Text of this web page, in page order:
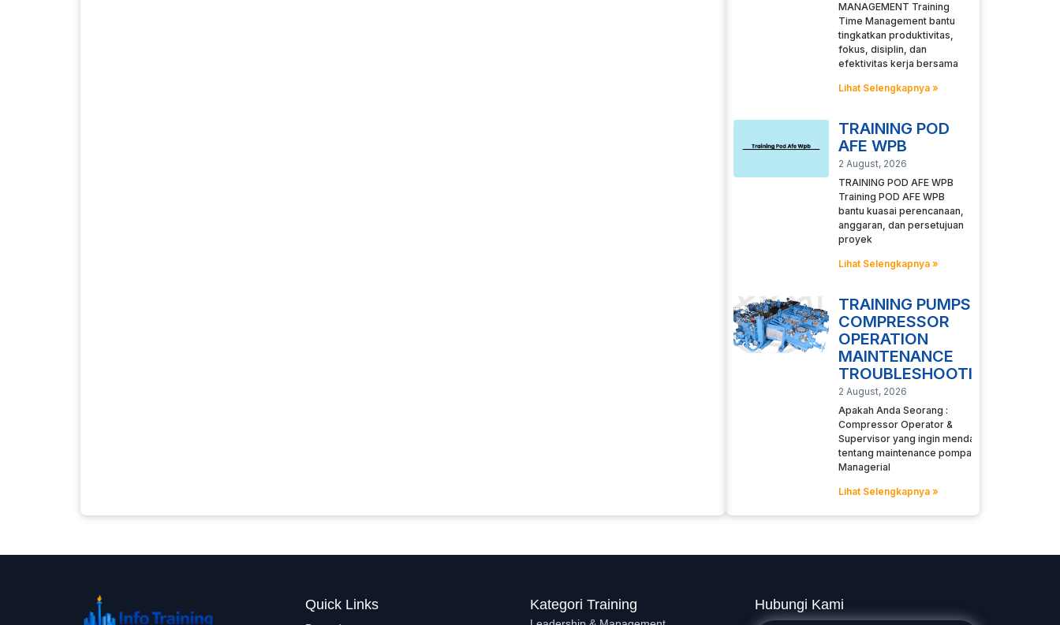
MANAGEMENT Training
Time Management bantu
tingkatkan produktivitas,
fokus, disiplin, dan
efektivitas kerja bersama
Lihat Selengkapnya »
TRAINING POD
AFE WPB
2 August, 2026
TRAINING POD AFE WPB
Training POD AFE WPB
bantu kuasai perencanaan,
anggaran, dan persetujuan
proyek
Lihat Selengkapnya »
TRAINING PUMPS
COMPRESSOR
OPERATION
MAINTENANCE
TROUBLESHOOTING
2 August, 2026
Apakah Anda Seorang :
Compressor Operator &
Supervisor yang ingin mendalami
tentang maintenance pompa
Managerial
Lihat Selengkapnya »
Quick Links Kategori Training Hubungi Kami